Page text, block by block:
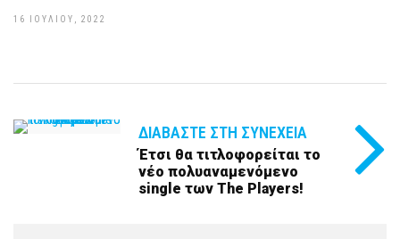
16 ΙΟΥΛΊΟΥ, 2022
ΔΙΑΒΆΣΤΕ ΣΤΗ ΣΥΝΈΧΕΙΑ
Έτσι θα τιτλοφορείται το
νέο πολυαναμενόμενο
single των The Players!